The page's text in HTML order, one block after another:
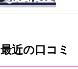
最近の口コミ